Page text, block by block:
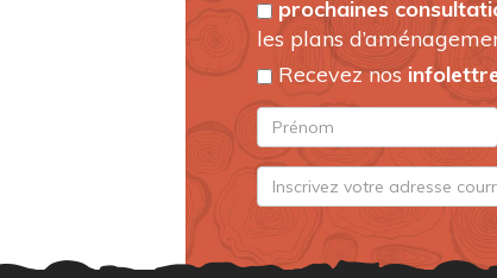
prochaines
les plans
Recevez nos